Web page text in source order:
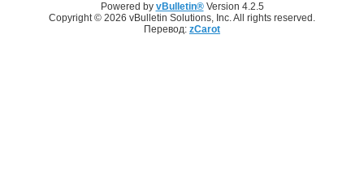
Powered by vBulletin®Version 4.2.5
Copyright © 2026 vBulletin Solutions, Inc. All rights reserved.
Перевод: zCarot